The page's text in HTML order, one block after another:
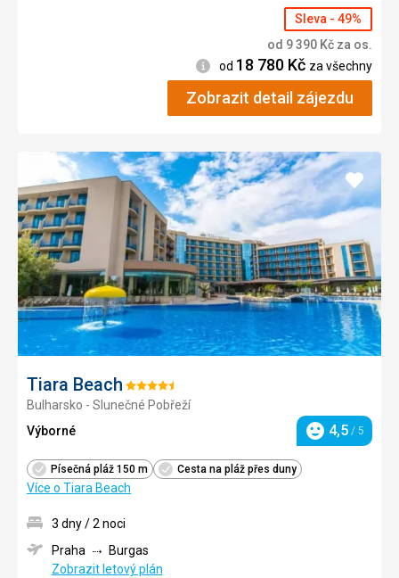
Sleva - 49%
od 9 390 Kč za os.
Informace
od 18 780 Kč za všechny
Zobrazit detail zájezdu
Tiara Beach Hodnocení:
4.5/5
Bulharsko - Slunečné Pobřeží
Výborné
Hodnocení
4,5 / 5
Písečná pláž 150 m Cesta na pláž přes duny
Více o Tiara Beach
Přidat
do
3 dny / 2 noci
Praha
Burgas
Zobrazit letový plán